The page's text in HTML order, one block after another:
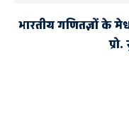
भारतीय गणितज्ञों के